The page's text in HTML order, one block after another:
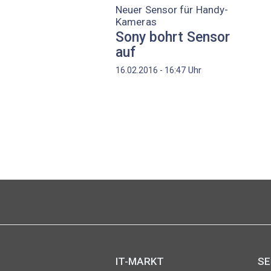
Neuer Sensor für Handy-
Kameras
Sony bohrt Sensor
auf
16.02.2016 - 16:47 Uhr
IT-MARKT